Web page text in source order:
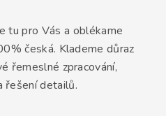
tu pro Vás a oblékame
česká. Klademe důraz
řemeslné zpracování,
řešení detailů.